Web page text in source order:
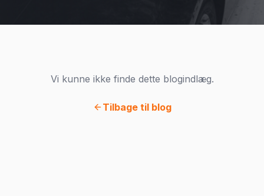
Vi kunne ikke finde dette blogindlæg.
Tilbage til blog